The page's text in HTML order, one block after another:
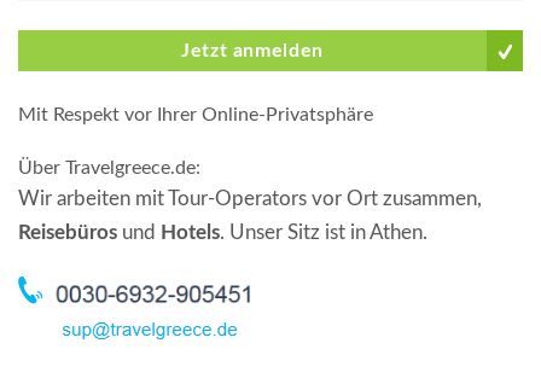
Jetzt anmelden
Mit Respekt vor Ihrer Online-Privatsphäre
Über Travelgreece.de:
Wir arbeiten mit Tour-Operators vor Ort zusammen,
Reisebüros und Hotels. Unser Sitz ist in Athen.